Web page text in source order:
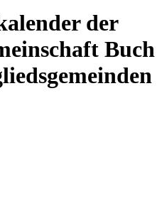
der
Buch